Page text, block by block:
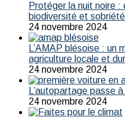
Protéger la nuit noire
biodiversité et
24 novembre 2024
L’AMAP blésoise : un
agriculture locale et
24 novembre 2024
L’autopartage passe
24 novembre 2024